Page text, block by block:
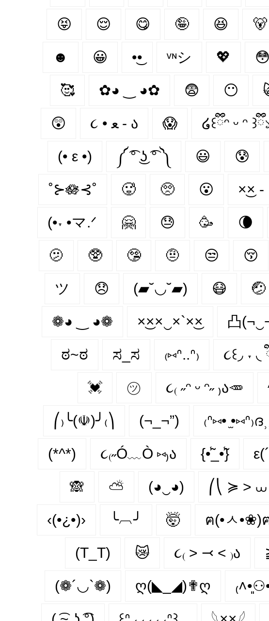
😝 😌 😋 🤪 😆 🐻‍
☻ 😀 •͜• ᵛᶰシ 💖 😳
🥰 ✿◕ ‿ ◕✿ 😨 😶‍
😲 ૮ • ﻌ - ა⁩ 😱 ໒꒰ྀིᵔ ᵕ ᵔ
(• ε •) ༼ ͡° ͜ʖ ͡° ༽ 😃 😰
˚⊱🪷⊰˚ 🥵 🥺 😮‍ ×͜× -
(•˕ •マ.ᐟ 🤗 😓 🥳 🌘
🫤 🥸 🤥 🤨 😒 😚
ツ 😞 (▰˘◡˘▰) 😷 🤕
❁◕ ‿ ◕❁ ×͜××‿×`×͜× 凸
ಠ~ಠ ಸ_ಸ ₍⑅ᐢ..ᐢ₎ ૮꒰◞ ˕ ◟
💓 ㋡ ૮₍ ˶ᵔ ᵕ ᵔ˶ ₎ა🥕
⎛₎╰(☫)╯₍⎞ (¬_¬”) ₍ᐢ⑅• ̫•⑅ᐢ₎ദ⸒⸒
(*^*) ૮₍˶Ó﹏Ò ⑅₎ა {•̃̾_•̃̾}
🙈 ⛅ (◕‿◕) ⎛⎝ ≽ >
‹(•¿•)› ╰︹╯ 🤯 ฅ(•ㅅ•❀)
(T_T) 😿 ૮₍ ˃ ⤙ ˂ ₎ა
(❁´◡`❁) ღ(◣_◢)✟ღ